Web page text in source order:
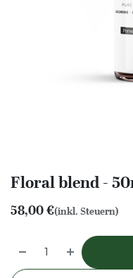
Floral blend -
58,00€(inkl. Steuern)